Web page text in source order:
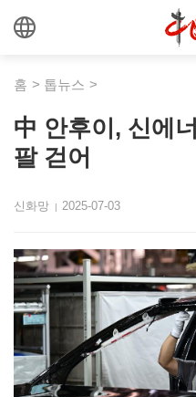
홈 > 톱뉴스 >
中 안후이, 신에
팔 걷어
신화망 | 2025-07-03